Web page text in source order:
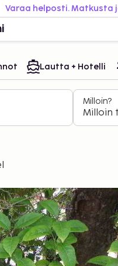
Varaa helposti. Matkusta
Lautta + Hotelli
Milloin?
Milloin